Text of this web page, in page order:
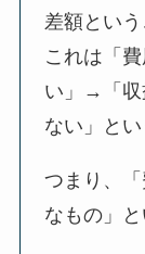
差額という
これは「
い」→「収
ない」とい
つまり、
なもの」と